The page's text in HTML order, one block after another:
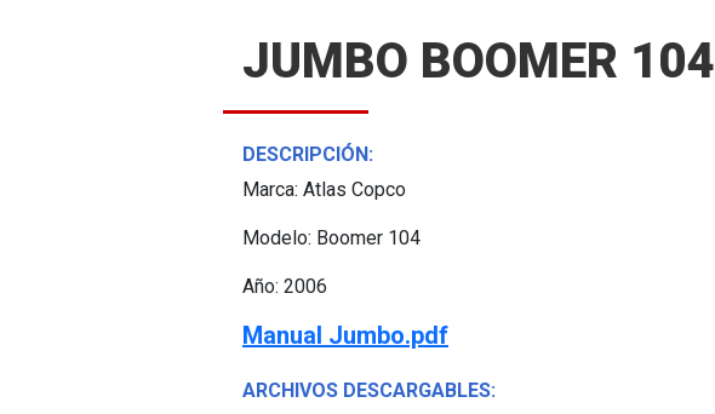
JUMBO BOOMER 104
DESCRIPCIÓN:
Marca: Atlas Copco
Modelo: Boomer 104
Año: 2006
Manual Jumbo.pdf
ARCHIVOS DESCARGABLES: